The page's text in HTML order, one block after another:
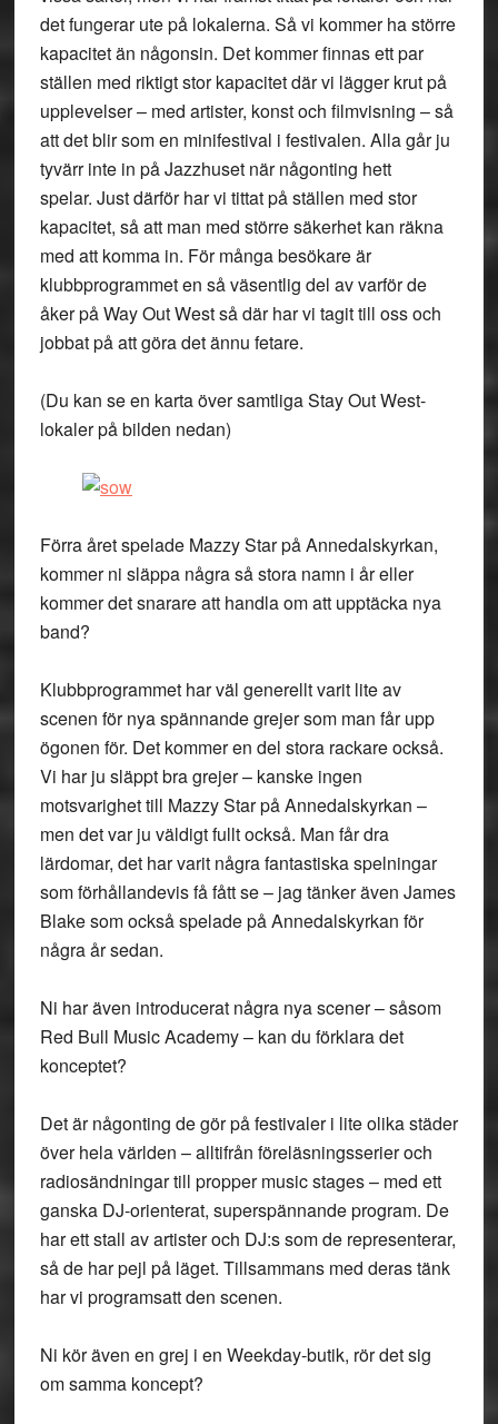
det fungerar ute på lokalerna. Så vi kommer ha större
kapacitet än någonsin. Det kommer finnas ett par
ställen med riktigt stor kapacitet där vi lägger krut på
upplevelser – med artister, konst och filmvisning – så
att det blir som en minifestival i festivalen. Alla går ju
tyvärr inte in på Jazzhuset när någonting hett
spelar. Just därför har vi tittat på ställen med stor
kapacitet, så att man med större säkerhet kan räkna
med att komma in. För många besökare är
klubbprogrammet en så väsentlig del av varför de
åker på Way Out West så där har vi tagit till oss och
jobbat på att göra det ännu fetare.
(Du kan se en karta över samtliga Stay Out West-
lokaler på bilden nedan)
Förra året spelade Mazzy Star på Annedalskyrkan,
kommer ni släppa några så stora namn i år eller
kommer det snarare att handla om att upptäcka nya
band?
Klubbprogrammet har väl generellt varit lite av
scenen för nya spännande grejer som man får upp
ögonen för. Det kommer en del stora rackare också.
Vi har ju släppt bra grejer – kanske ingen
motsvarighet till Mazzy Star på Annedalskyrkan –
men det var ju väldigt fullt också. Man får dra
lärdomar, det har varit några fantastiska spelningar
som förhållandevis få fått se – jag tänker även James
Blake som också spelade på Annedalskyrkan för
några år sedan.
Ni har även introducerat några nya scener – såsom
Red Bull Music Academy – kan du förklara det
konceptet?
Det är någonting de gör på festivaler i lite olika städer
över hela världen – alltifrån föreläsningsserier och
radiosändningar till propper music stages – med ett
ganska DJ-orienterat, superspännande program. De
har ett stall av artister och DJ:s som de representerar,
så de har pejl på läget. Tillsammans med deras tänk
har vi programsatt den scenen.
Ni kör även en grej i en Weekday-butik, rör det sig
om samma koncept?